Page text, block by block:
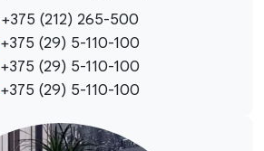
+375 (212) 265-500
+375 (29) 5-110-100
+375 (29) 5-110-100
+375 (29) 5-110-100